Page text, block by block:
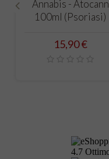
Annabis - Atocann
100ml (Psoriasi)
Prezzo
15,90 €